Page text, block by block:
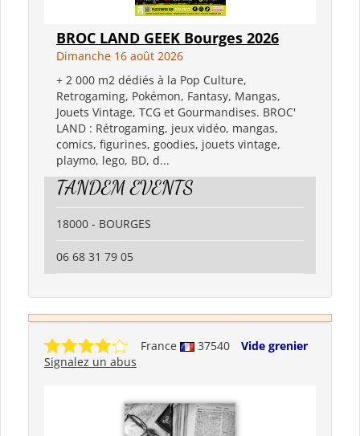
BROC LAND GEEK Bourges 2026
Dimanche 16 août 2026
+ 2 000 m2 dédiés à la Pop Culture,
Retrogaming, Pokémon, Fantasy, Mangas,
Jouets Vintage, TCG et Gourmandises. BROC'
LAND : Rétrogaming, jeux vidéo, mangas,
comics, figurines, goodies, jouets vintage,
playmo, lego, BD, d...
TANDEM EVENTS
18000 - BOURGES
06 68 31 79 05
France 37540
Vide grenier
Signalez un abus